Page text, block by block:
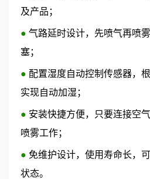
及产品；
● 气路延时设计，先喷气再喷
塞；
● 配置湿度自动控制传感器，
实现自动加湿；
● 安装快捷方便，只要连接空
喷雾工作；
● 免维护设计，使用寿命长，
状态。